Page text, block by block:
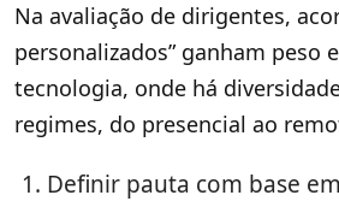
Na avaliação de dirigentes,
personalizados” ganham peso
tecnologia, onde há
regimes, do presencial ao
Definir pauta com base